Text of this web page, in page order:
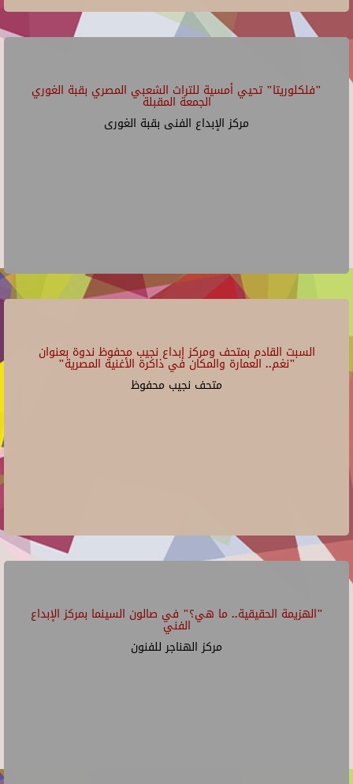
"فلكلوريتا" تحيي أمسية للتراث الشعبي المصري بقبة الغوري
الجمعة المقبلة
مركز الإبداع الفنى بقبة الغورى
السبت القادم بمتحف ومركز إبداع نجيب محفوظ ندوة بعنوان
"نغم.. العمارة والمكان في ذاكرة الأغنية المصرية"
متحف نجيب محفوظ
"الهزيمة الحقيقية.. ما هي؟" في صالون السينما بمركز الإبداع
الفني
مركز الهناجر للفنون